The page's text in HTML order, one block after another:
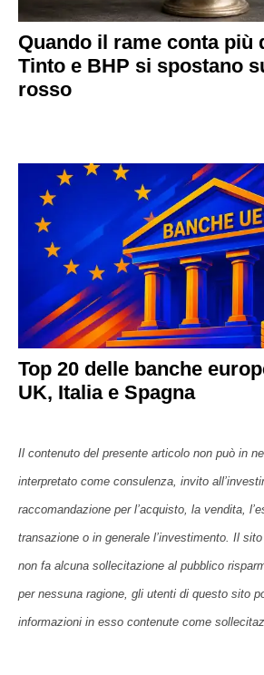
Quando il rame conta più
Tinto e BHP si spostano
rosso
Top 20 delle banche
UK, Italia e Spagna
Il contenuto del presente articolo non può in
interpretato come consulenza, invito
raccomandazione per l’acquisto, la vendita,
transazione o in generale l’investimento. Il
non fa alcuna sollecitazione al pubblico
per nessuna ragione, gli utenti di questo sito
informazioni in esso contenute come